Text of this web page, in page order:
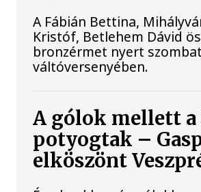
A Fábián Bettina,
Kristóf, Betlehem Dávid
bronzérmet nyert
váltóversenyében.
A gólok mellett
potyogtak –
elköszönt